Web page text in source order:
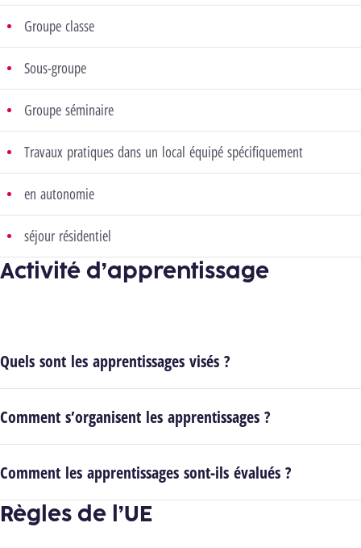
Groupe classe
Sous-groupe
Groupe séminaire
Travaux pratiques dans un local équipé spécifiquement
en autonomie
séjour résidentiel
Activité d’apprentissage
Quels sont les apprentissages visés ?
Comment s’organisent les apprentissages ?
Comment les apprentissages sont-ils évalués ?
Règles de l’UE